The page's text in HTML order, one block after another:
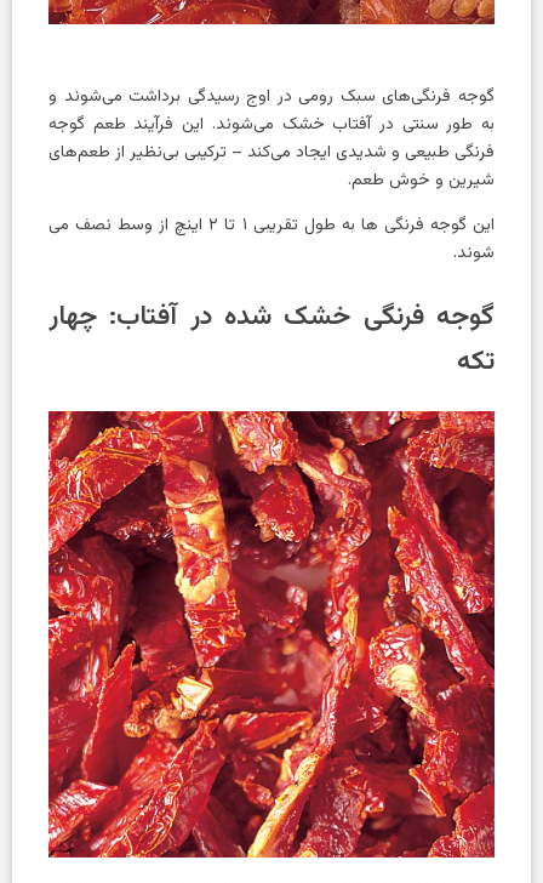
گوجه فرنگی‌های سبک رومی در اوج رسیدگی برداشت می‌شوند و
به طور سنتی در آفتاب خشک می‌شوند. این فرآیند طعم گوجه
فرنگی طبیعی و شدیدی ایجاد می‌کند – ترکیبی بی‌نظیر از طعم‌های
شیرین و خوش طعم.
این گوجه فرنگی ها به طول تقریبی ۱ تا ۲ اینچ از وسط نصف می
شوند.
گوجه فرنگی خشک شده در آفتاب: چهار
تکه